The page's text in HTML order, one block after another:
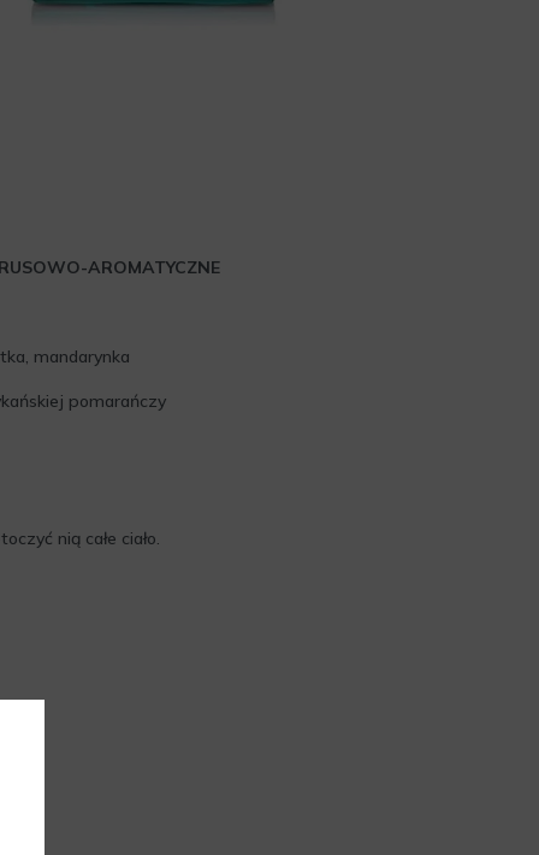
AROMATYCZNE
mandarynka
pomarańczy
nią całe ciało.